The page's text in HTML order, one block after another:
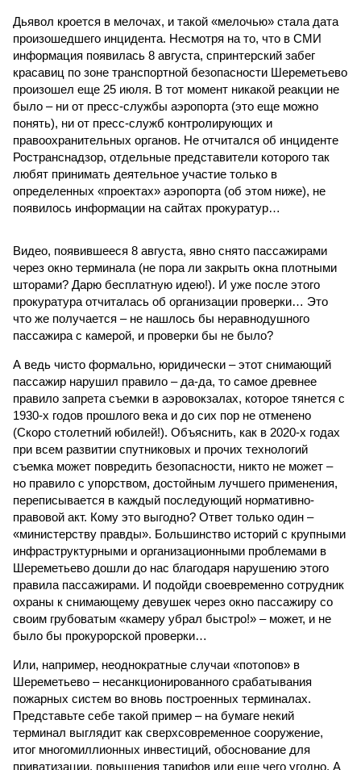
Дьявол кроется в мелочах, и такой «мелочью» стала дата
произошедшего инцидента. Несмотря на то, что в СМИ
информация появилась 8 августа, спринтерский забег
красавиц по зоне транспортной безопасности Шереметьево
произошел еще 25 июля. В тот момент никакой реакции не
было – ни от пресс-службы аэропорта (это еще можно
понять), ни от пресс-служб контролирующих и
правоохранительных органов. Не отчитался об инциденте
Ространснадзор, отдельные представители которого так
любят принимать деятельное участие только в
определенных «проектах» аэропорта (об этом ниже), не
появилось информации на сайтах прокуратур…
Видео, появившееся 8 августа, явно снято пассажирами
через окно терминала (не пора ли закрыть окна плотными
шторами? Дарю бесплатную идею!). И уже после этого
прокуратура отчиталась об организации проверки… Это
что же получается – не нашлось бы неравнодушного
пассажира с камерой, и проверки бы не было?
А ведь чисто формально, юридически – этот снимающий
пассажир нарушил правило – да-да, то самое древнее
правило запрета съемки в аэровокзалах, которое тянется с
1930-х годов прошлого века и до сих пор не отменено
(Скоро столетний юбилей!). Объяснить, как в 2020-х годах
при всем развитии спутниковых и прочих технологий
съемка может повредить безопасности, никто не может –
но правило с упорством, достойным лучшего применения,
переписывается в каждый последующий нормативно-
правовой акт. Кому это выгодно? Ответ только один –
«министерству правды». Большинство историй с крупными
инфраструктурными и организационными проблемами в
Шереметьево дошли до нас благодаря нарушению этого
правила пассажирами. И подойди своевременно сотрудник
охраны к снимающему девушек через окно пассажиру со
своим грубоватым «камеру убрал быстро!» – может, и не
было бы прокурорской проверки…
Или, например, неоднократные случаи «потопов» в
Шереметьево – несанкционированного срабатывания
пожарных систем во вновь построенных терминалах.
Представьте себе такой пример – на бумаге некий
терминал выглядит как сверхсовременное сооружение,
итог многомиллионных инвестиций, обоснование для
приватизации, повышения тарифов или еще чего угодно. А